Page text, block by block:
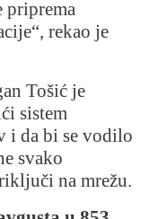
priprema
rekao je
Tošić je
sistem
i da bi se vodilo
svako
na mrežu.